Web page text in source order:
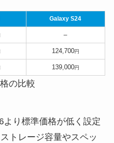
Galaxy S24
–
124,700円
139,000円
の比較
り標準価格が低く設定
トレージ容量やスペッ